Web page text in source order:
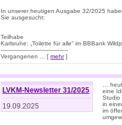
In unserer heutigen Ausgabe 32/2025
Sie ausgesucht:
Teilhabe
Karlsruhe: „Toilette für alle“ im BBBank
--------------------------------------
Vergangenen ... [ mehr]
LVKM-Newsletter 31/2025
19.09.2025
…
eine
Studio
in
im